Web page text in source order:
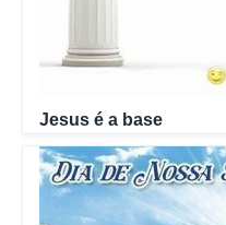
Jesus é a base